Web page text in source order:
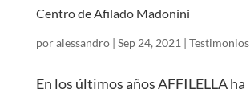
Centro de Afilado Madonini
poralessandro| Sep 24, 2021 | Testimonios
En los últimos años AFFILELLA ha